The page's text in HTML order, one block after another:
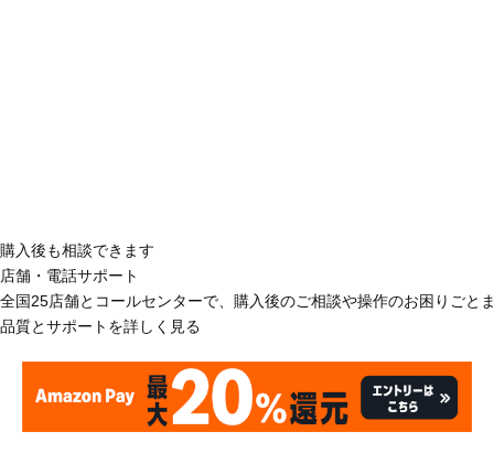
購入後も相談できます
店舗・電話サポート
全国25店舗とコールセンターで、購入後のご相談や操作のお困りごと
品質とサポートを詳しく見る